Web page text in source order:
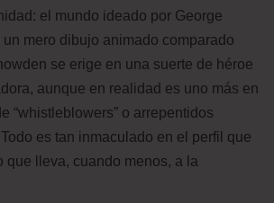
el mundo ideado por George
mero dibujo animado comparado
se erige en una suerte de héroe
aunque en realidad es uno más en
“whistleblowers” o arrepentidos
es tan inmaculado en el perfil que
que lleva, cuando menos, a la